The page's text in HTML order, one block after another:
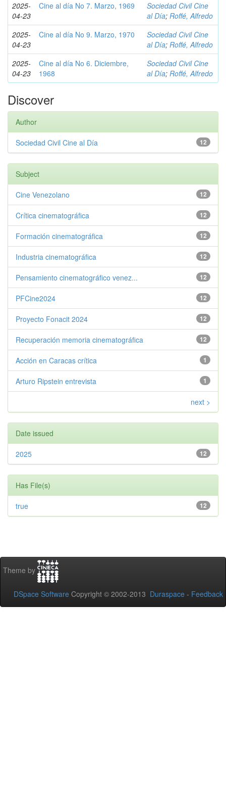
2025-
04-23
Cine al día No 7. Marzo, 1969
Sociedad Civil Cine
al Día; Roffé, Alfredo
2025-
04-23
Cine al día No 9. Marzo, 1970
Sociedad Civil Cine
al Día; Roffé, Alfredo
2025-
04-23
Cine al día No 6. Diciembre,
1968
Sociedad Civil Cine
al Día; Roffé, Alfredo
Discover
Author
12
Sociedad Civil Cine al Día
Subject
12
Cine Venezolano
12
Crítica cinematográfica
12
Formación cinematográfica
12
Industria cinematográfica
12
Pensamiento cinematográfico venez...
12
PFCine2024
12
Proyecto Fonacit 2024
12
Recuperación memoria cinematográfica
1
Acción en Caracas crítica
1
Arturo Ripstein entrevista
next >
Date issued
12
2025
Has File(s)
12
true
Theme by
DSpace Software Copyright © 2002-2013 Duraspace - Feedback